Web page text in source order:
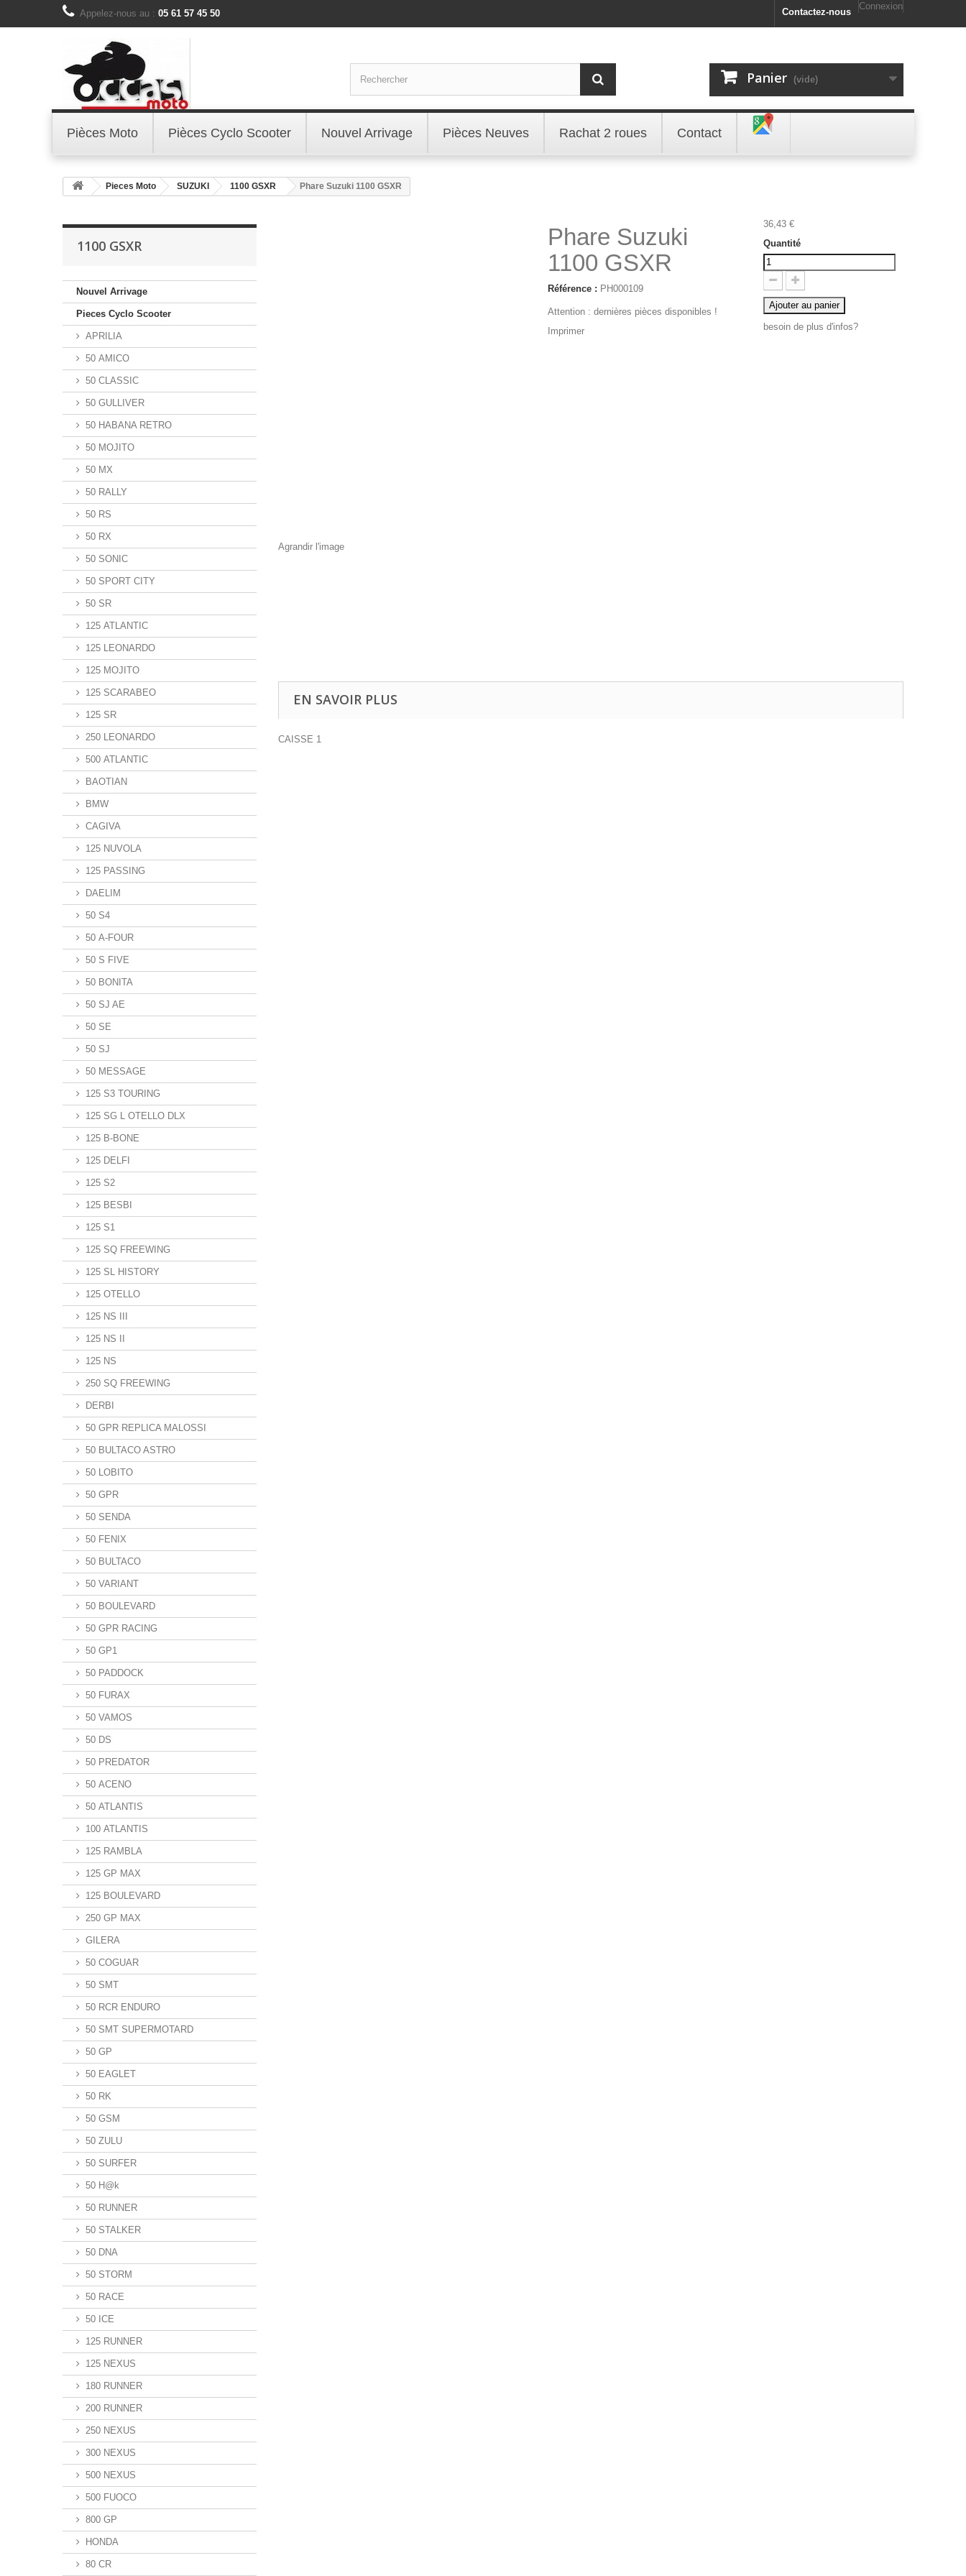
Connexion
Contactez-nous
Appelez-nous au : 05 61 57 45 50
Panier (vide)
Pièces Moto Pièces Cyclo Scooter Nouvel Arrivage Pièces Neuves Rachat 2 roues Contact
Pieces Moto SUZUKI 1100 GSXR Phare Suzuki 1100 GSXR
1100 GSXR
Nouvel Arrivage
Pieces Cyclo Scooter
APRILIA
50 AMICO
50 CLASSIC
50 GULLIVER
50 HABANA RETRO
50 MOJITO
50 MX
50 RALLY
50 RS
50 RX
50 SONIC
50 SPORT CITY
50 SR
125 ATLANTIC
125 LEONARDO
125 MOJITO
125 SCARABEO
125 SR
250 LEONARDO
500 ATLANTIC
BAOTIAN
BMW
CAGIVA
125 NUVOLA
125 PASSING
DAELIM
50 S4
50 A-FOUR
50 S FIVE
50 BONITA
50 SJ AE
50 SE
50 SJ
50 MESSAGE
125 S3 TOURING
125 SG L OTELLO DLX
125 B-BONE
125 DELFI
125 S2
125 BESBI
125 S1
125 SQ FREEWING
125 SL HISTORY
125 OTELLO
125 NS III
125 NS II
125 NS
250 SQ FREEWING
DERBI
50 GPR REPLICA MALOSSI
50 BULTACO ASTRO
50 LOBITO
50 GPR
50 SENDA
50 FENIX
50 BULTACO
50 VARIANT
50 BOULEVARD
50 GPR RACING
50 GP1
50 PADDOCK
50 FURAX
50 VAMOS
50 DS
50 PREDATOR
50 ACENO
50 ATLANTIS
100 ATLANTIS
125 RAMBLA
125 GP MAX
125 BOULEVARD
250 GP MAX
GILERA
50 COGUAR
50 SMT
50 RCR ENDURO
50 SMT SUPERMOTARD
50 GP
50 EAGLET
50 RK
50 GSM
50 ZULU
50 SURFER
50 H@k
50 RUNNER
50 STALKER
50 DNA
50 STORM
50 RACE
50 ICE
125 RUNNER
125 NEXUS
180 RUNNER
200 RUNNER
250 NEXUS
300 NEXUS
500 NEXUS
500 FUOCO
800 GP
HONDA
80 CR
Agrandir l'image
Phare Suzuki
1100 GSXR
Référence : PH000109
Attention : dernières pièces disponibles !
Imprimer
36,43 €
Quantité
Ajouter au panier
besoin de plus d'infos?
EN SAVOIR PLUS
CAISSE 1